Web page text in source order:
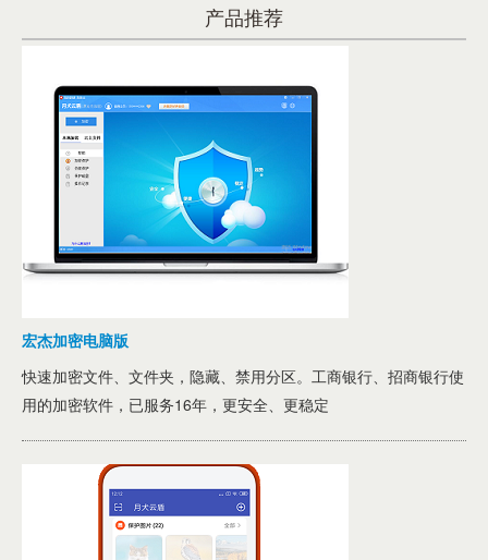
产品推荐
宏杰加密电脑版
快速加密文件、文件夹，隐藏、禁用分区。工商银行、招商银行使
用的加密软件，已服务16年，更安全、更稳定